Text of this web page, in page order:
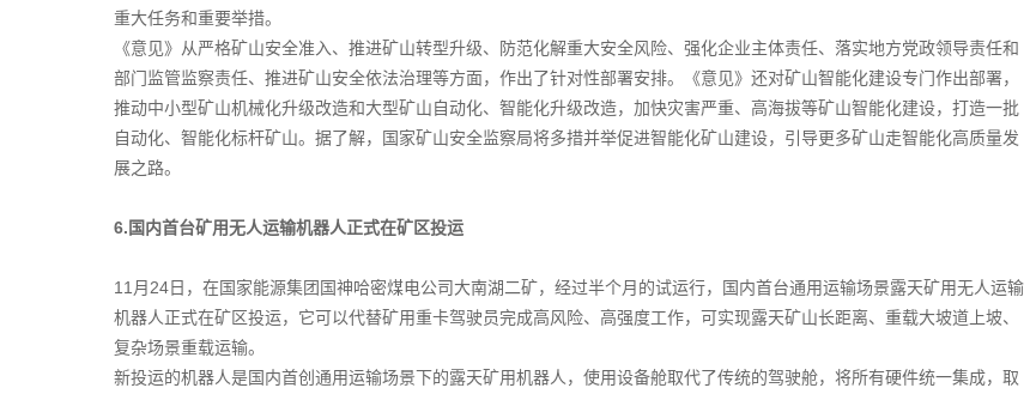
重大任务和重要举措。
《意见》从严格矿山安全准入、推进矿山转型升级、防范化解重大安全风险、强化企业主体责任、落实地方党政领导责任和
部门监管监察责任、推进矿山安全依法治理等方面，作出了针对性部署安排。《意见》还对矿山智能化建设专门作出部署，
推动中小型矿山机械化升级改造和大型矿山自动化、智能化升级改造，加快灾害严重、高海拔等矿山智能化建设，打造一批
自动化、智能化标杆矿山。据了解，国家矿山安全监察局将多措并举促进智能化矿山建设，引导更多矿山走智能化高质量发
展之路。
6.国内首台矿用无人运输机器人正式在矿区投运
11月24日，在国家能源集团国神哈密煤电公司大南湖二矿，经过半个月的试运行，国内首台通用运输场景露天矿用无人运输
机器人正式在矿区投运，它可以代替矿用重卡驾驶员完成高风险、高强度工作，可实现露天矿山长距离、重载大坡道上坡、
复杂场景重载运输。
新投运的机器人是国内首创通用运输场景下的露天矿用机器人，使用设备舱取代了传统的驾驶舱，将所有硬件统一集成，取